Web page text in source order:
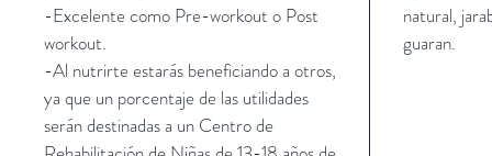
-Excelente como Pre-workout o Post
workout.
-Al nutrirte estarás beneficiando a otros,
ya que un porcentaje de las utilidades
serán destinadas a un Centro de
natural,
guaran.